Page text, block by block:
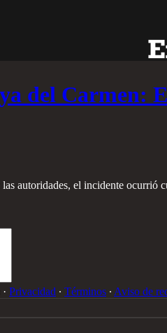
del Carmen:
autoridades, el incidente
· Privacidad ∙ Términos ∙ Aviso de